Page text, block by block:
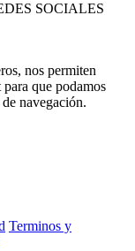
SOCIALES
nos permiten
que podamos
navegación.
Terminos y